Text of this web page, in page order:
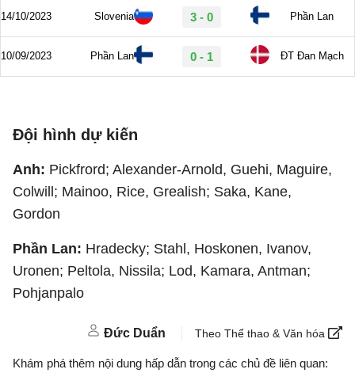
Đội hình dự kiến
Anh: Pickfrord; Alexander-Arnold, Guehi, Maguire,
Colwill; Mainoo, Rice, Grealish; Saka, Kane,
Gordon
Phần Lan: Hradecky; Stahl, Hoskonen, Ivanov,
Uronen; Peltola, Nissila; Lod, Kamara, Antman;
Pohjanpalo
Đức Duẩn Theo Thể thao & Văn hóa
Khám phá thêm nội dung hấp dẫn trong các chủ đề liên quan: